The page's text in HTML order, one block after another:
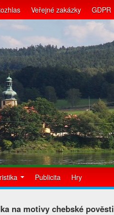
Veřejné zakázky GDPR
Publicita Hry
na motivy chebské pověsti